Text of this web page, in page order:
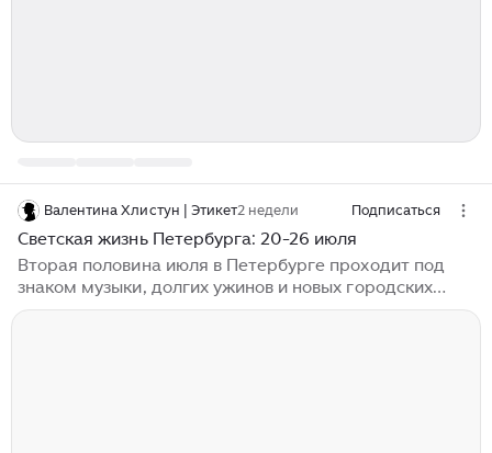
Валентина Хлистун | Этикет2 недели Подписаться
Светская жизнь Петербурга: 20-26 июля
Вторая половина июля в Петербурге проходит под
знаком музыки, долгих ужинов и новых городских
адресов. Джаз выходит из концертных залов на